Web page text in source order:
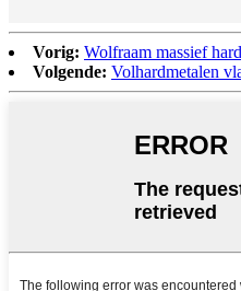
Vorig: Wolfraam massief
Volgende: Volhardmetalen